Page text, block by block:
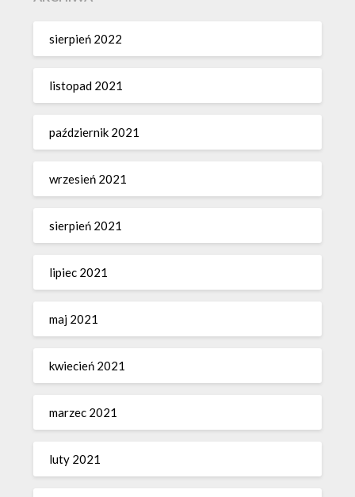
sierpień 2022
listopad 2021
październik 2021
wrzesień 2021
sierpień 2021
lipiec 2021
maj 2021
kwiecień 2021
marzec 2021
luty 2021